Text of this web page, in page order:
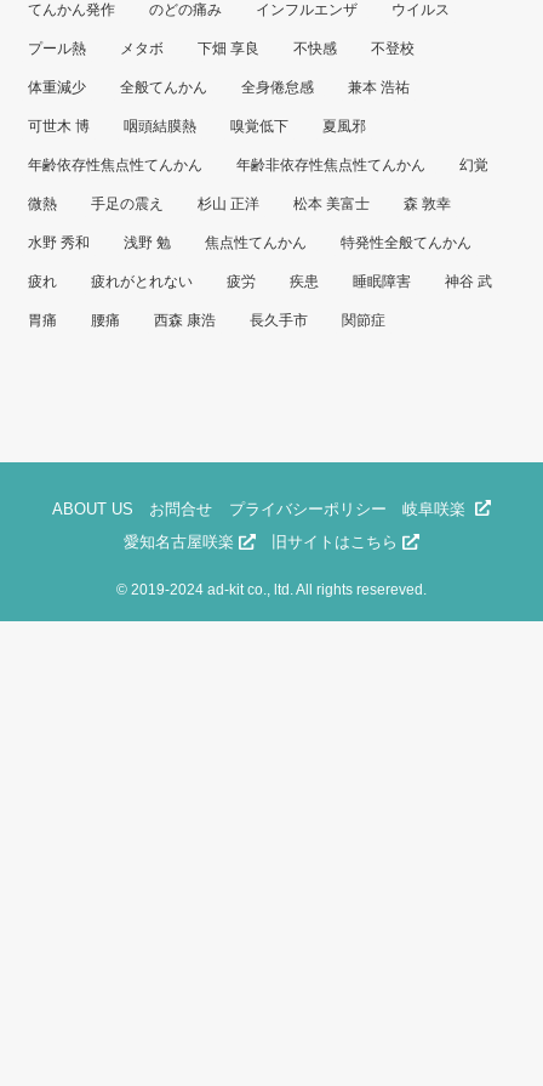
てんかん発作 のどの痛み インフルエンザ ウイルス
プール熱 メタボ 下畑 享良 不快感 不登校
体重減少 全般てんかん 全身倦怠感 兼本 浩祐
可世木 博 咽頭結膜熱 嗅覚低下 夏風邪
年齢依存性焦点性てんかん 年齢非依存性焦点性てんかん 幻覚
微熱 手足の震え 杉山 正洋 松本 美富士 森 敦幸
水野 秀和 浅野 勉 焦点性てんかん 特発性全般てんかん
疲れ 疲れがとれない 疲労 疾患 睡眠障害 神谷 武
胃痛 腰痛 西森 康浩 長久手市 関節症
ABOUT US お問合せ プライバシーポリシー
岐阜咲楽
愛知名古屋咲楽
旧サイトはこちら
© 2019-2024 ad-kit co., ltd. All rights resereved.